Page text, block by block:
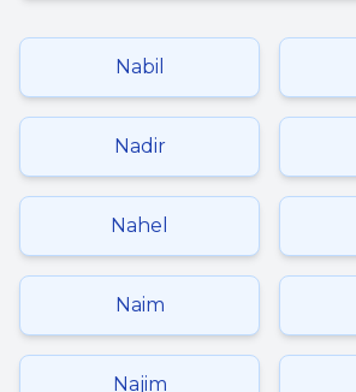
Nabil
Nadir
Nahel
Naim
Najim